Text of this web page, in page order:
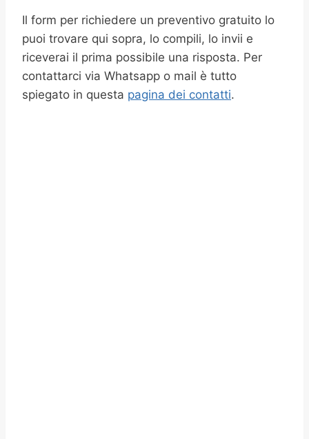
Il form per richiedere un preventivo gratuito lo
puoi trovare qui sopra, lo compili, lo invii e
riceverai il prima possibile una risposta. Per
contattarci via Whatsapp o mail è tutto
spiegato in questa pagina dei contatti.